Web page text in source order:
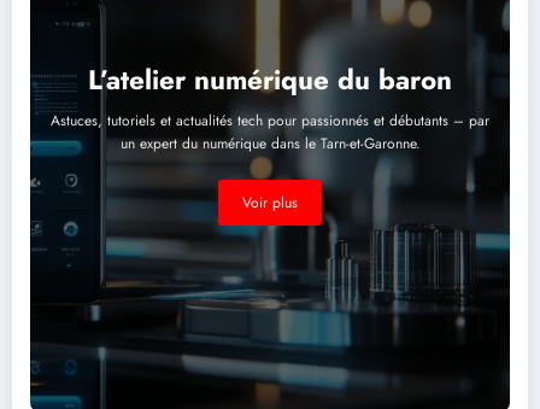
L’atelier numérique du baron
Astuces, tutoriels et actualités tech pour passionnés et débutants – par
un expert du numérique dans le Tarn-et-Garonne.
Voir plus